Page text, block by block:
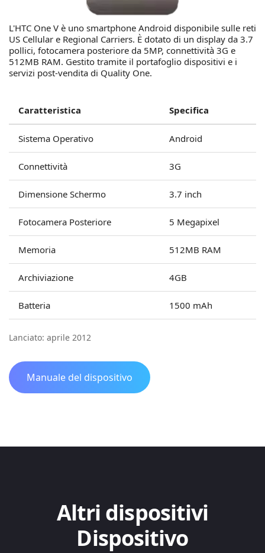
L'HTC One V è uno smartphone Android disponibile sulle reti
US Cellular e Regional Carriers. È dotato di un display da 3.7
pollici, fotocamera posteriore da 5MP, connettività 3G e
512MB RAM. Gestito tramite il portafoglio dispositivi e i
servizi post-vendita di Quality One.
Caratteristica Specifica
Sistema Operativo Android
Connettività 3G
Dimensione Schermo 3.7 inch
Fotocamera Posteriore 5 Megapixel
Memoria 512MB RAM
Archiviazione 4GB
Batteria 1500 mAh
Lanciato: aprile 2012
Manuale del dispositivo
Altri dispositivi
Dispositivo